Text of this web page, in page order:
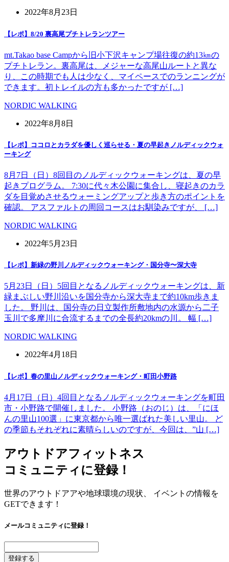
2022年8月23日
【レポ】8/20 裏高尾プチトレランツアー
mt.Takao base Campから旧小下沢キャンプ場往復の約13㎞の
プチトレラン。裏高尾は、メジャーな高尾山ルートと異な
り、この時期でも人は少なく、マイペースでのランニングが
できます。初トレイルの方も多かったですが […]
NORDIC WALKING
2022年8月8日
【レポ】ココロとカラダを優しく巡らせる・夏の早起きノルディックウォ
ーキング
8月7日（日）8回目のノルディックウォーキングは、夏の早
起きプログラム。 7:30に代々木公園に集合し、寝起きのカラ
ダを目覚めさせるウォーミングアップと歩き方のポイントを
確認。 アスファルトの周回コースはお馴染みですが、 […]
NORDIC WALKING
2022年5月23日
【レポ】新緑の野川ノルディックウォーキング・国分寺〜深大寺
5月23日（日）5回目となるノルディックウォーキングは、新
緑まぶしい野川沿いを国分寺から深大寺まで約10km歩きま
した。 野川は、国分寺の日立製作所敷地内の水源から二子
玉川で多摩川に合流するまでの全長約20kmの川。 幅 […]
NORDIC WALKING
2022年4月18日
【レポ】春の里山ノルディックウォーキング・町田小野路
4月17日（日）4回目となるノルディックウォーキングを町田
市・小野路で開催しました。 小野路（おのじ）は、「にほ
んの里山100選」に東京都から唯一選ばれた美しい里山。 ど
の季節もそれぞれに素晴らしいのですが、今回は、”山 […]
アウトドアフィットネス
コミュニティに登録！
世界のアウトドアアや地球環境の現状、 イベントの情報を
GETできます！
メールコミュニティに登録！